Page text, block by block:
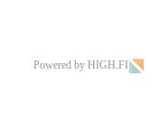
Powered by HIGH.FI